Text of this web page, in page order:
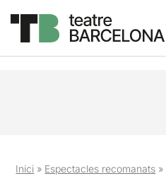
Inici » Espectacles recomanats »